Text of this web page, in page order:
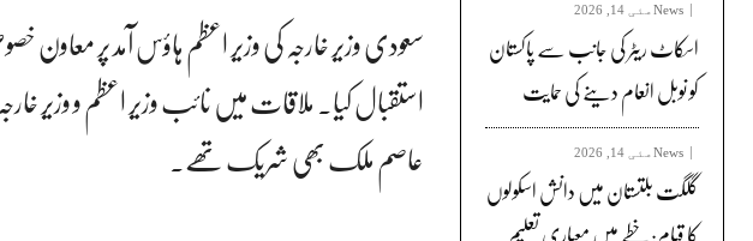
سعودی وزیر خارجہ کی وزیر اعظم ہاؤس آمد پر
استقبال کیا۔ ملاقات میں نائب وزیر اعظم و وزیر
عاصم ملک بھی شریک تھے۔
News مئی 14, 2026
اسکاٹ ریٹر کی جانب سے پاکستان
کو نوبل انعام دینے کی حمایت
News مئی 14, 2026
گلگت بلتستان میں دانش اسکولوں